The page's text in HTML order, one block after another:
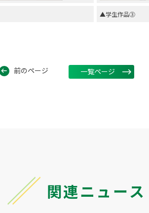
▲学生作品③
前のページ 一覧ページ
関連ニュース